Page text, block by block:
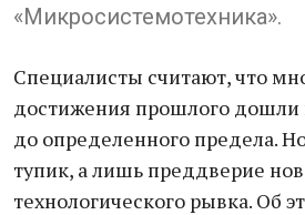
«Микросистемотехника».
Специалисты считают, что
достижения прошлого дошли
до определенного предела.
тупик, а лишь преддверие
технологического рывка. Об